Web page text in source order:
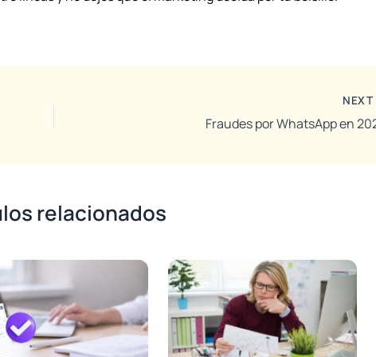
NEXT
Fraudes por WhatsApp en
relacionados